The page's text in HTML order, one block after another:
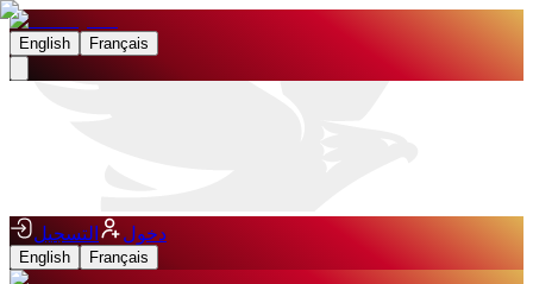
English Français
دخول التسجيل
English Français